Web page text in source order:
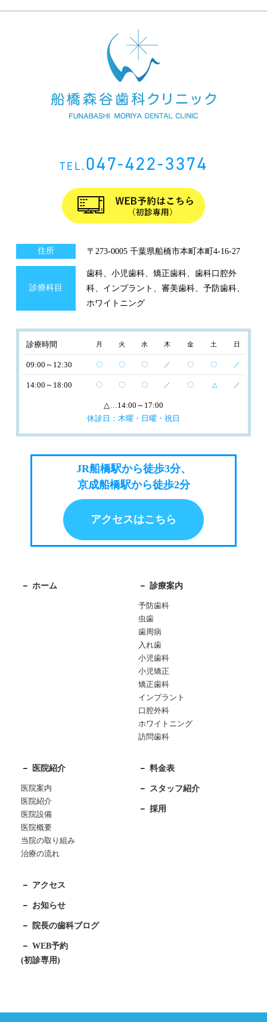
TEL.047-422-3374
住所 〒273-0005 千葉県船橋市本町本町4-16-27
診療科目
歯科、小児歯科、矯正歯科、歯科口腔外
科、インプラント、審美歯科、予防歯科、
ホワイトニング
診療時間 月 火 水 木 金 土 日
09:00～12:30 〇 〇 〇 ／ 〇 〇 ／
14:00～18:00 〇 〇 〇 ／ 〇 △ ／
△ …14:00～17:00
休診日：木曜・日曜・祝日
JR船橋駅から徒歩3分、
京成船橋駅から徒歩2分
アクセスはこちら
ホーム 診療案内
予防歯科
虫歯
歯周病
入れ歯
小児歯科
小児矯正
矯正歯科
インプラント
口腔外科
ホワイトニング
訪問歯科
医院紹介
医院案内
医院紹介
医院設備
医院概要
当院の取り組み
治療の流れ
料金表
スタッフ紹介
採用
アクセス
お知らせ
院長の歯科ブログ
WEB予約
(初診専用)